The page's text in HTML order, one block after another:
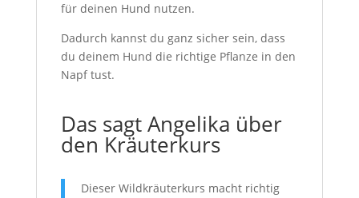
für deinen Hund nutzen.
Dadurch kannst du ganz sicher sein, dass
du deinem Hund die richtige Pflanze in den
Napf tust.
Das sagt Angelika über
den Kräuterkurs
Dieser Wildkräuterkurs macht richtig